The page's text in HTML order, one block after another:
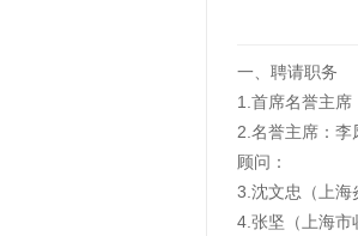
一、聘请职务
1.首席名誉主席
2.名誉主席：李
顾问：
3.沈文忠（上海
4.张坚（上海市